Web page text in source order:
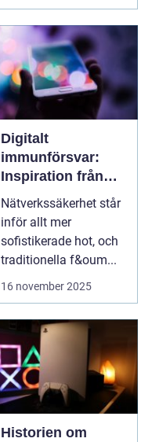
Digitalt
immunförsvar:
Inspiration från
biologiska system
för att stärka
nätverkssäkerhet
Nätverkssäkerhet står
inför allt mer
sofistikerade hot, och
traditionella f&oum...
16 november 2025
Historien om